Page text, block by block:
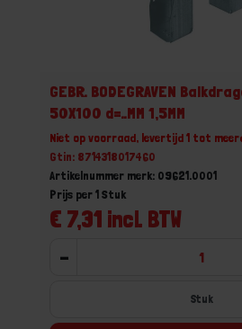
GEBR. BODEGRAVEN
50X100 d=..MM 1,5MM
Niet op voorraad, levertijd 1 tot
Gtin: 8714318017460
Artikelnummer merk: 09621.0001
€ 7,31 incl. BTW
Prijs per 1 Stuk
-
Stuk